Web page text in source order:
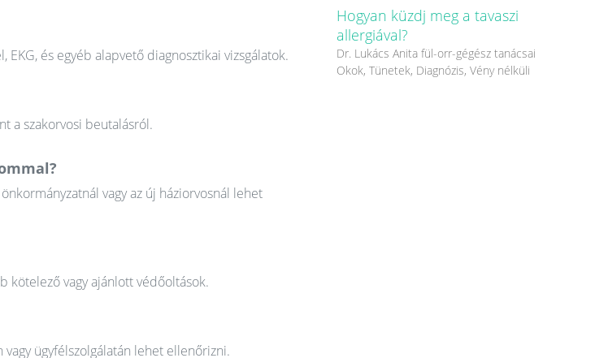
és egyéb alapvető diagnosztikai vizsgálatok.
a szakorvosi beutalásról.
vagy az új háziorvosnál lehet
kötelező vagy ajánlott védőoltások.
vagy ügyfélszolgálatán lehet ellenőrizni.
Hogyan küzdj meg a tavaszi
allergiával?
Dr. Lukács Anita fül-orr-gégész tanácsai
Okok, Tünetek, Diagnózis, Vény nélküli